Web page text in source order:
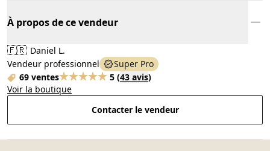
À propos de ce vendeur
🇫🇷 Daniel L.
Vendeur professionnel
Super Pro
69 ventes
5 (43 avis)
Voir la boutique
Contacter le vendeur